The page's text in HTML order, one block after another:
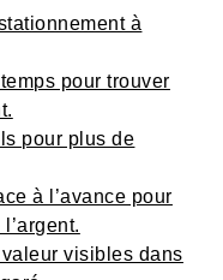
à
pour trouver
pour plus de
à l’avance pour
visibles dans